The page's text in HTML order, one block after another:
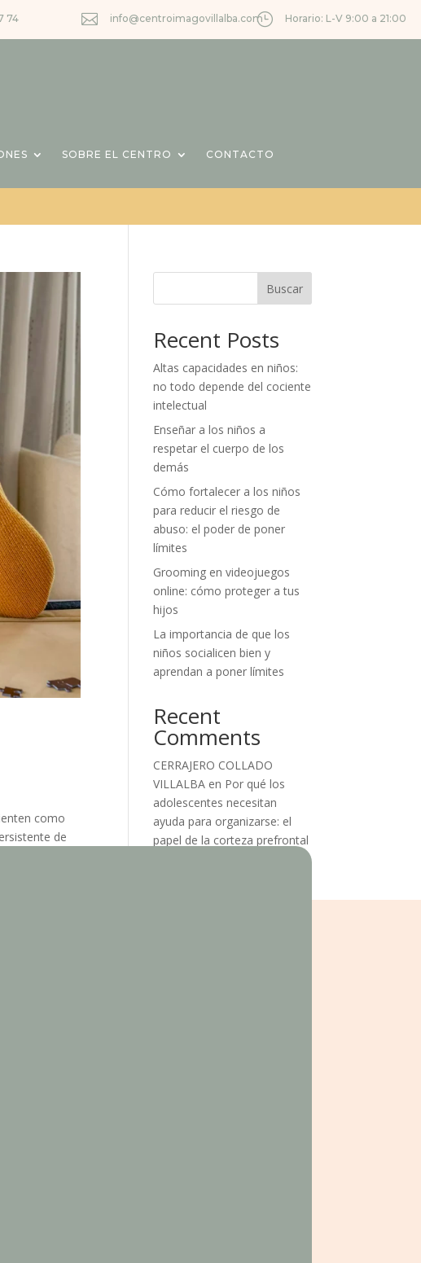
74  info@centroimagovillalba.com} Horario: L-V 9:00 a 21:00
SOBRE EL CENTRO CONTACTO
como
de
Buscar
Recent Posts
Altas capacidades en niños:
no todo depende del cociente
intelectual
Enseñar a los niños a
respetar el cuerpo de los
demás
Cómo fortalecer a los niños
para reducir el riesgo de
abuso: el poder de poner
límites
Grooming en videojuegos
online: cómo proteger a tus
hijos
La importancia de que los
niños socialicen bien y
aprendan a poner límites
Recent
Comments
CERRAJERO COLLADO
VILLALBA en Por qué los
adolescentes necesitan
ayuda para organizarse: el
papel de la corteza prefrontal